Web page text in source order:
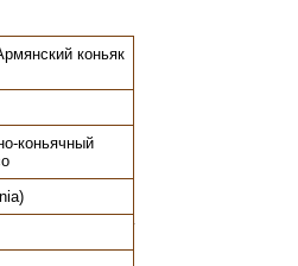
коньяк
коньячный